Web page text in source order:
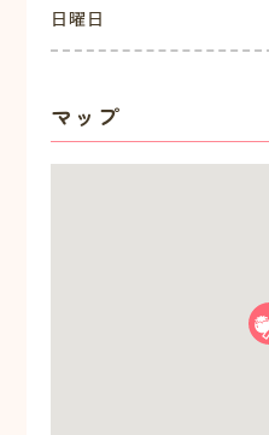
日曜日
マップ